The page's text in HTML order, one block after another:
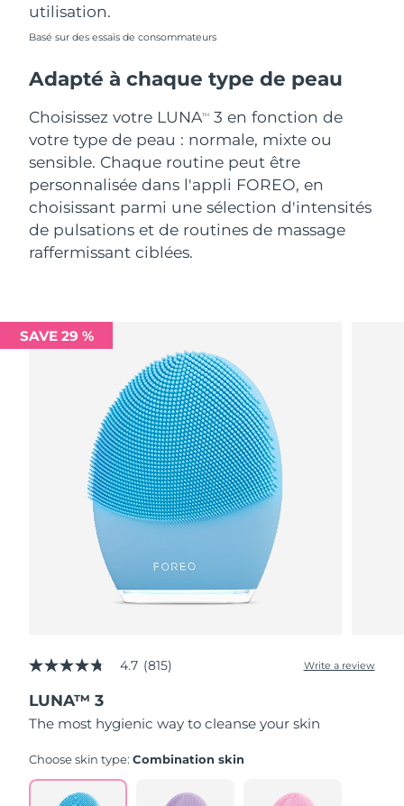
utilisation.
Basé sur des essais de consommateurs
Adapté à chaque type de peau
Choisissez votre LUNATM
3 en fonction de
votre type de peau : normale, mixte ou
sensible. Chaque routine peut être
personnalisée dans l'appli FOREO, en
choisissant parmi une sélection d'intensités
de pulsations et de routines de massage
raffermissant ciblées.
SAVE 29 %
4.7
of
5
stars,
rating
Read
4.7 (815) Write a review
LUNA™ 3
The most hygienic way to cleanse your skin
Choose skin type:Combination skin